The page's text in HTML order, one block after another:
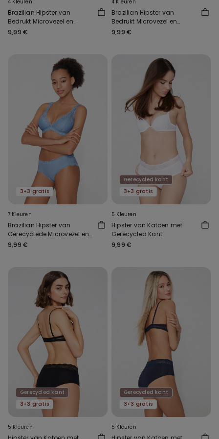
4 Kleuren
Brazilian Hipster van
Bedrukt Microvezel en
Gerecycled Kant
9,99 €
4 Kleuren
Brazilian Hipster van
Bedrukt Microvezel en
Gerecycled Kant
9,99 €
3+3 gratis
7 Kleuren
Brazilian Hipster van
Gerecyclede Microvezel en
Gerecycled Kant
9,99 €
Gerecycled kant
3+3 gratis
5 Kleuren
Hipster van Katoen met
Gerecycled Kant
9,99 €
Gerecycled kant
3+3 gratis
5 Kleuren
Gerecycled kant
3+3 gratis
5 Kleuren